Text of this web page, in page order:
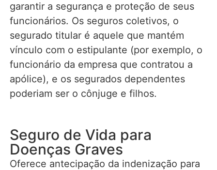
garantir a segurança e proteção de seus
funcionários. Os seguros coletivos, o
segurado titular é aquele que mantém
vínculo com o estipulante (por exemplo, o
funcionário da empresa que contratou a
apólice), e os segurados dependentes
poderiam ser o cônjuge e filhos.
Seguro de Vida para
Doenças Graves
Oferece antecipação da indenização para